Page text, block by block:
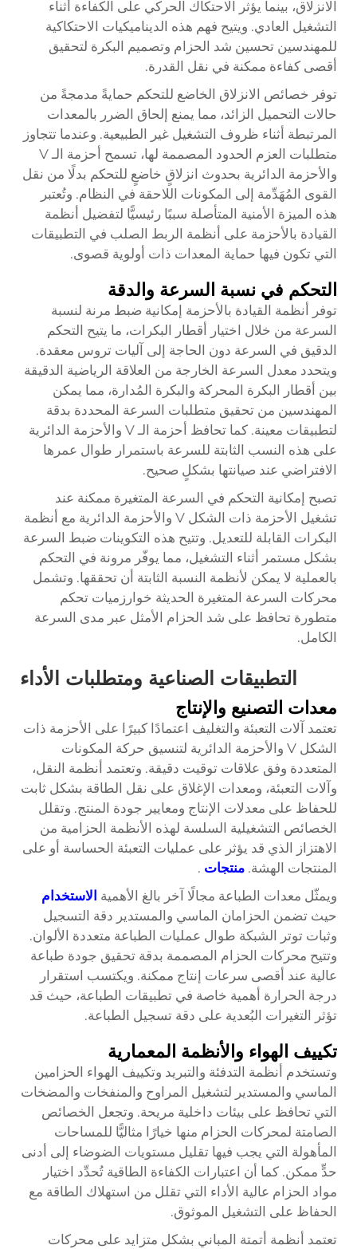
الانزلاق، بينما يؤثر الاحتكاك الحركي على الكفاءة أثناء
التشغيل العادي. ويتيح فهم هذه الديناميكيات الاحتكاكية
للمهندسين تحسين شد الحزام وتصميم البكرة لتحقيق
أقصى كفاءة ممكنة في نقل القدرة.
توفر خصائص الانزلاق الخاضع للتحكم حمايةً مدمجةً من
حالات التحميل الزائد، مما يمنع إلحاق الضرر بالمعدات
المرتبطة أثناء ظروف التشغيل غير الطبيعية. وعندما تتجاوز
متطلبات العزم الحدود المصممة لها، تسمح أحزمة الـ V
والأحزمة الدائرية بحدوث انزلاقٍ خاضعٍ للتحكم بدلًا من نقل
القوى المُهَدِّمة إلى المكونات اللاحقة في النظام. وتُعتبر
هذه الميزة الأمنية المتأصلة سببًا رئيسيًّا لتفضيل أنظمة
القيادة بالأحزمة على أنظمة الربط الصلب في التطبيقات
التي تكون فيها حماية المعدات ذات أولوية قصوى.
التحكم في نسبة السرعة والدقة
توفر أنظمة القيادة بالأحزمة إمكانية ضبط مرنة لنسبة
السرعة من خلال اختيار أقطار البكرات، ما يتيح التحكم
الدقيق في السرعة دون الحاجة إلى آليات تروس معقدة.
ويتحدد معدل السرعة الخارجة من العلاقة الرياضية الدقيقة
بين أقطار البكرة المحركة والبكرة المُدارة، مما يمكن
المهندسين من تحقيق متطلبات السرعة المحددة بدقة
لتطبيقات معينة. كما تحافظ أحزمة الـ V والأحزمة الدائرية
على هذه النسب الثابتة للسرعة باستمرار طوال عمرها
الافتراضي عند صيانتها بشكلٍ صحيح.
تصبح إمكانية التحكم في السرعة المتغيرة ممكنة عند
تشغيل الأحزمة ذات الشكل V والأحزمة الدائرية مع أنظمة
البكرات القابلة للتعديل. وتتيح هذه التكوينات ضبط السرعة
بشكل مستمر أثناء التشغيل، مما يوفّر مرونة في التحكم
بالعملية لا يمكن لأنظمة النسبة الثابتة أن تحققها. وتشمل
محركات السرعة المتغيرة الحديثة خوارزميات تحكم
متطورة تحافظ على شد الحزام الأمثل عبر مدى السرعة
الكامل.
التطبيقات الصناعية ومتطلبات الأداء
معدات التصنيع والإنتاج
تعتمد آلات التعبئة والتغليف اعتمادًا كبيرًا على الأحزمة ذات
الشكل V والأحزمة الدائرية لتنسيق حركة المكونات
المتعددة وفق علاقات توقيت دقيقة. وتعتمد أنظمة النقل،
وآلات التعبئة، ومعدات الإغلاق على نقل الطاقة بشكل ثابت
للحفاظ على معدلات الإنتاج ومعايير جودة المنتج. وتقلل
الخصائص التشغيلية السلسة لهذه الأنظمة الحزامية من
الاهتزاز الذي قد يؤثر على عمليات التعبئة الحساسة أو على
المنتجات الهشة. منتجات .
ويمثّل معدات الطباعة مجالًا آخر بالغ الأهمية الاستخدام
حيث تضمن الحزامان الماسي والمستدير دقة التسجيل
وثبات توتر الشبكة طوال عمليات الطباعة متعددة الألوان.
وتتيح محركات الحزام المصممة بدقة تحقيق جودة طباعة
عالية عند أقصى سرعات إنتاج ممكنة. ويكتسب استقرار
درجة الحرارة أهمية خاصة في تطبيقات الطباعة، حيث قد
تؤثر التغيرات البُعدية على دقة تسجيل الطباعة.
تكييف الهواء والأنظمة المعمارية
وتستخدم أنظمة التدفئة والتبريد وتكييف الهواء الحزامين
الماسي والمستدير لتشغيل المراوح والمنفخات والمضخات
التي تحافظ على بيئات داخلية مريحة. وتجعل الخصائص
الصامتة لمحركات الحزام منها خيارًا مثاليًّا للمساحات
المأهولة التي يجب فيها تقليل مستويات الضوضاء إلى أدنى
حدٍّ ممكن. كما أن اعتبارات الكفاءة الطاقية تُحدِّد اختيار
مواد الحزام عالية الأداء التي تقلل من استهلاك الطاقة مع
الحفاظ على التشغيل الموثوق.
تعتمد أنظمة أتمتة المباني بشكل متزايد على محركات